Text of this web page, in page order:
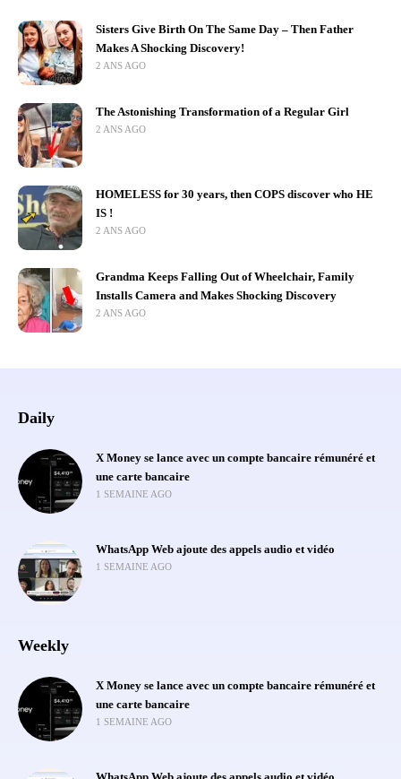
Sisters Give Birth On The Same Day – Then Father
Makes A Shocking Discovery!
2 ANS AGO
The Astonishing Transformation of a Regular Girl
2 ANS AGO
HOMELESS for 30 years, then COPS discover who HE
IS !
2 ANS AGO
Grandma Keeps Falling Out of Wheelchair, Family
Installs Camera and Makes Shocking Discovery
2 ANS AGO
Daily
X Money se lance avec un compte bancaire rémunéré et
une carte bancaire
1 SEMAINE AGO
WhatsApp Web ajoute des appels audio et vidéo
1 SEMAINE AGO
Weekly
X Money se lance avec un compte bancaire rémunéré et
une carte bancaire
1 SEMAINE AGO